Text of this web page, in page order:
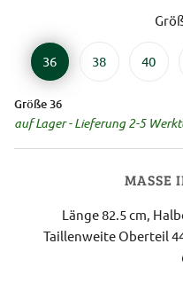
36 38 40
Größe 36
auf Lager - Lieferung 2-5
MASSE
Länge 82.5 cm,
Taillenweite Oberteil